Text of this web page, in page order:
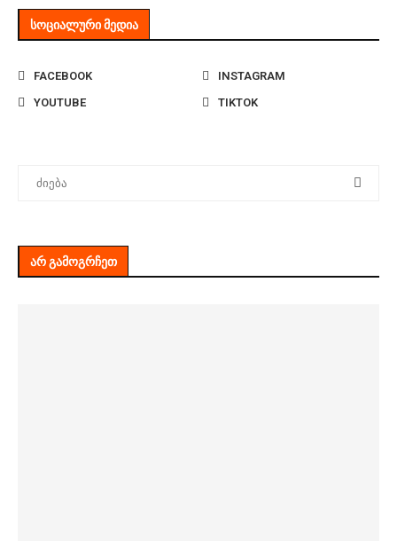
ᲡᲝᲪᲘᲐᲚᲣᲠᲘ ᲛᲔᲓᲘᲐ
FACEBOOK
INSTAGRAM
YOUTUBE
TIKTOK
ᲐᲠ ᲒᲐᲛᲝᲒᲠᲩᲔᲗ